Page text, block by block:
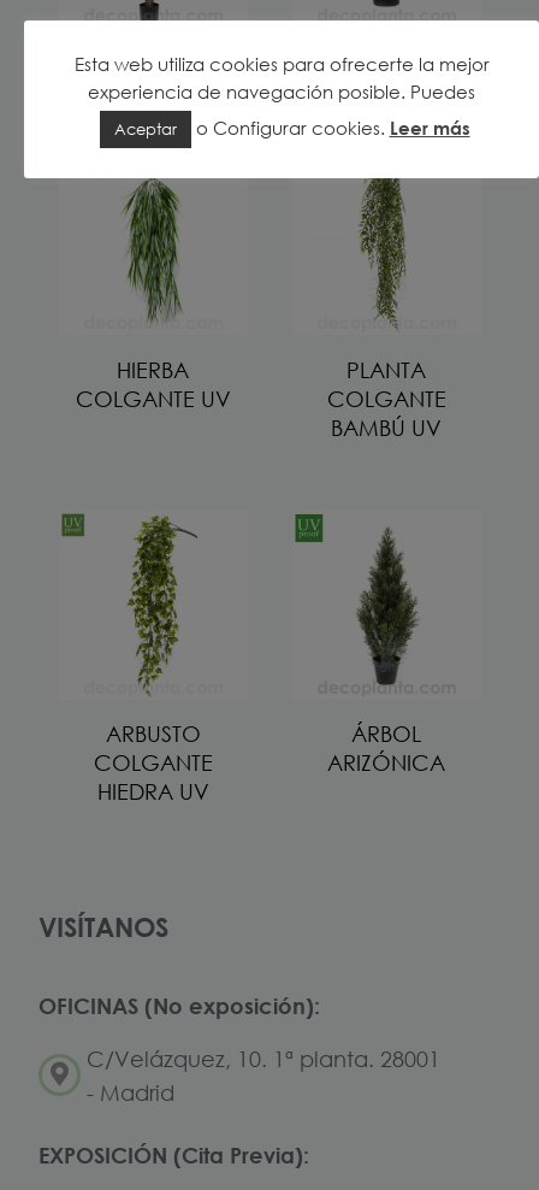
YUCCA UV DRÁCENA UV
HIERBA
COLGANTE UV
PLANTA
COLGANTE
BAMBÚ UV
ARBUSTO
COLGANTE
HIEDRA UV
ÁRBOL
ARIZÓNICA
VISÍTANOS
OFICINAS (No exposición):
C/Velázquez, 10. 1ª planta. 28001
- Madrid
EXPOSICIÓN (Cita Previa):
Esta web utiliza cookies para ofrecerte la mejor
experiencia de navegación posible. Puedes
Aceptar o Configurar cookies Leer más